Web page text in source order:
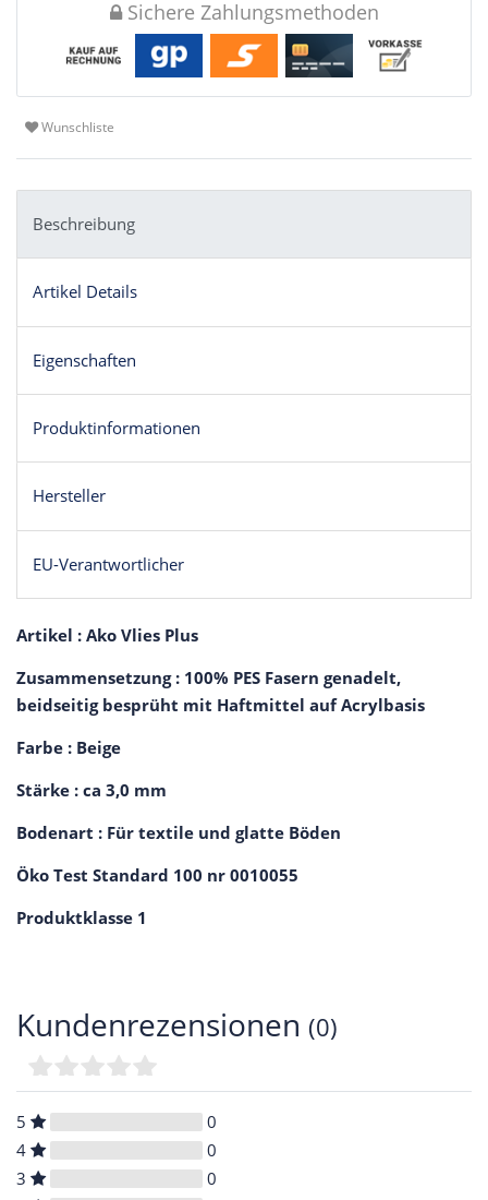
Sichere Zahlungsmethoden
Wunschliste
Beschreibung
Artikel Details
Eigenschaften
Produktinformationen
Hersteller
EU-Verantwortlicher
Artikel : Ako Vlies Plus
Zusammensetzung : 100% PES Fasern genadelt,
beidseitig besprüht mit Haftmittel auf Acrylbasis
Farbe : Beige
Stärke : ca 3,0 mm
Bodenart : Für textile und glatte Böden
Öko Test Standard 100 nr 0010055
Produktklasse 1
Kundenrezensionen (0)
5
0
4
0
3
0